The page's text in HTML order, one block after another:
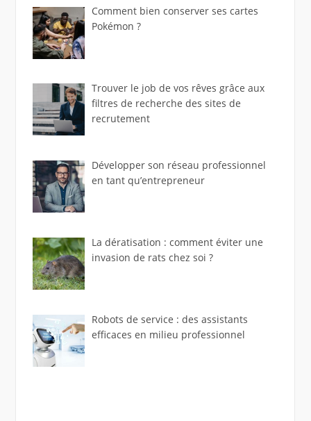
Comment bien conserver ses cartes
Pokémon ?
Trouver le job de vos rêves grâce aux
filtres de recherche des sites de
recrutement
Développer son réseau professionnel
en tant qu’entrepreneur
La dératisation : comment éviter une
invasion de rats chez soi ?
Robots de service : des assistants
efficaces en milieu professionnel